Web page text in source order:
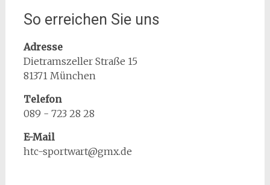
So erreichen Sie uns
Adresse
Dietramszeller Straße 15
81371 München
Telefon
089 - 723 28 28
E-Mail
htc-sportwart@gmx.de